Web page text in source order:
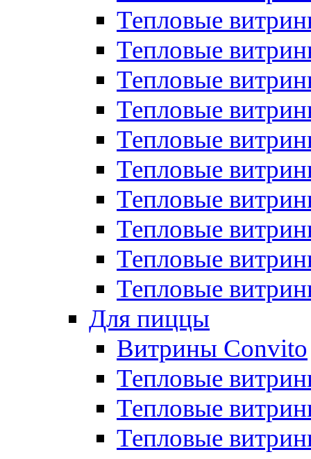
Тепловые
Тепловые
Тепловые
Тепловые
Тепловые
Тепловые
Тепловые
Тепловые
Тепловые
Тепловые
Для пиццы
Витрины Convito
Тепловые
Тепловые
Тепловые